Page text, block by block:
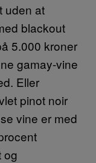
uden at
blackout
5.000 kroner
gamay-vine
Eller
pinot noir
vine er med
og